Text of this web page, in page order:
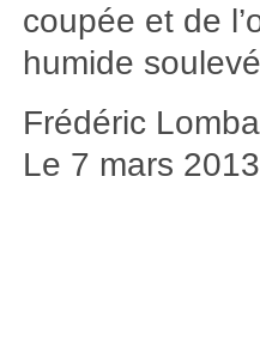
coupée et de
humide
Frédéric
Le 7 mars 2013